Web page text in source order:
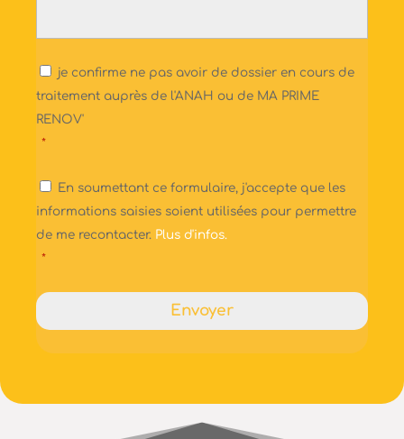
*
je confirme ne pas avoir de dossier en cours de
traitement auprès de l'ANAH ou de MA PRIME
RENOV'
*
*
En soumettant ce formulaire, j'accepte que les
informations saisies soient utilisées pour permettre
de me recontacter. Plus d'infos.
*